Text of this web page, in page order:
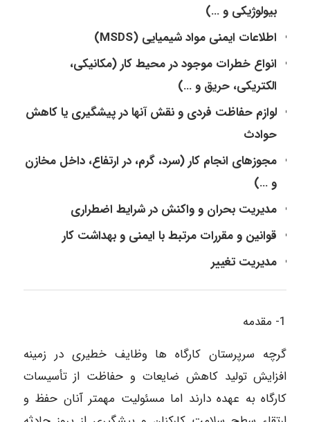
بیولوژیکی و …)
اطلاعات ایمنی مواد شیمیایی (MSDS)
انواع خطرات موجود در محیط کار (مکانیکی،
الکتریکی، حریق و …)
لوازم حفاظت فردی و نقش آنها در پیشگیری یا کاهش
حوادث
مجوزهای انجام کار (سرد، گرم، در ارتفاع، داخل مخازن
و …)
مدیریت بحران و واکنش در شرایط اضطراری
قوانین و مقررات مرتبط با ایمنی و بهداشت کار
مدیریت تغییر
1- مقدمه
گرچه سرپرستان کارگاه ها وظایف خطیری در زمینه
افزایش تولید کاهش ضایعات و حفاظت از تأسیسات
کارگاه به عهده دارند اما مسئولیت مهمتر آنان حفظ و